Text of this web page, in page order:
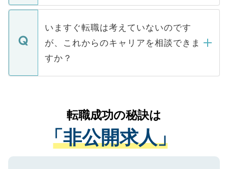
関を公にしてしまうと、応募が殺到する場
に、医療機関が求める条件に合った人材の
みを人材紹介会社に依頼するケースが増え
ています。
定を承諾する必要はありません。内定先へ
の辞退の連絡はキャリアパートナーが行い
個人情報が漏えいすることはありませんの
で、ご安心ください。当サイトからの登録
などで収集したご登録者様の個人情報は、
ご本人のキャリアアップおよび転職活動の
支援を目的に使用いたします。お預かりし
ているすべての個人データはご本人の許可
は、個人情報の取り扱いについての厳密な
管理基準を満たした事業者のみに付与され
る、プライバシーマークを取得済みです。
いますぐ転職は考えていないのです
が、これからのキャリアを相談できま
すか？
かがいして、現在の医療機関の状況や紹介
経験をまじえながら、適切なアドバイスを
させていただきます。すぐにご転職をされ
ない方には、長期的なサポートが可能です
ので、まずはご登録ください。
転職成功の秘訣は
「非公開求人」